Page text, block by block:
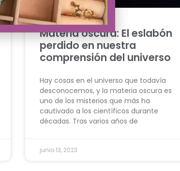
Materia oscura: El eslabón
perdido en nuestra
comprensión del universo
Hay cosas en el universo que todavía
desconocemos, y la materia oscura es
uno de los misterios que más ha
cautivado a los científicos durante
décadas. Tras varios años de
junio 13, 2023